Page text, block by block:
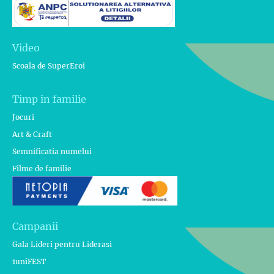
Video
Scoala de SuperEroi
Timp in familie
Jocuri
Art & Craft
Semnificatia numelui
Filme de familie
Campanii
Gala Lideri pentru Liderasi
1uniFEST